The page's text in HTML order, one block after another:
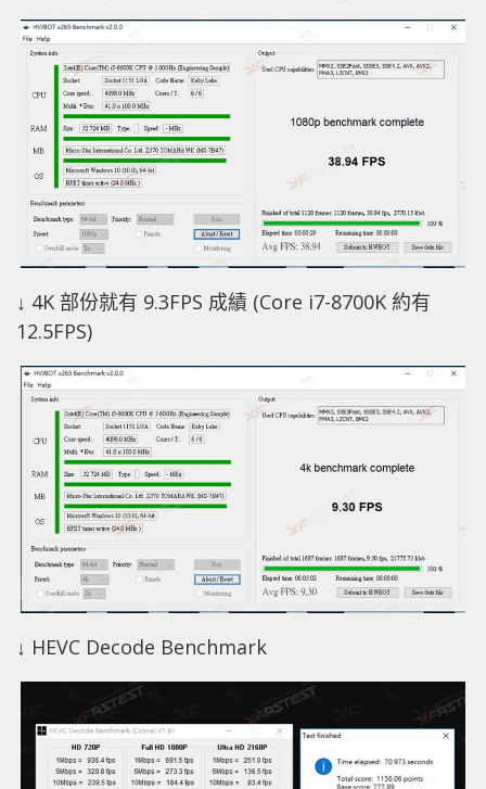
↓ 4K 部份就有 9.3FPS 成績 (Core i7-8700K 約有
12.5FPS)
↓ HEVC Decode Benchmark